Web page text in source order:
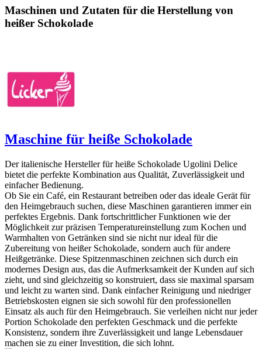
Maschinen und Zutaten für die Herstellung von
heißer Schokolade
Maschine für heiße Schokolade
Der italienische Hersteller für heiße Schokolade Ugolini Delice
bietet die perfekte Kombination aus Qualität, Zuverlässigkeit und
einfacher Bedienung.
Ob Sie ein Café, ein Restaurant betreiben oder das ideale Gerät für
den Heimgebrauch suchen, diese Maschinen garantieren immer ein
perfektes Ergebnis. Dank fortschrittlicher Funktionen wie der
Möglichkeit zur präzisen Temperatureinstellung zum Kochen und
Warmhalten von Getränken sind sie nicht nur ideal für die
Zubereitung von heißer Schokolade, sondern auch für andere
Heißgetränke. Diese Spitzenmaschinen zeichnen sich durch ein
modernes Design aus, das die Aufmerksamkeit der Kunden auf sich
zieht, und sind gleichzeitig so konstruiert, dass sie maximal sparsam
und leicht zu warten sind. Dank einfacher Reinigung und niedriger
Betriebskosten eignen sie sich sowohl für den professionellen
Einsatz als auch für den Heimgebrauch. Sie verleihen nicht nur jeder
Portion Schokolade den perfekten Geschmack und die perfekte
Konsistenz, sondern ihre Zuverlässigkeit und lange Lebensdauer
machen sie zu einer Investition, die sich lohnt.